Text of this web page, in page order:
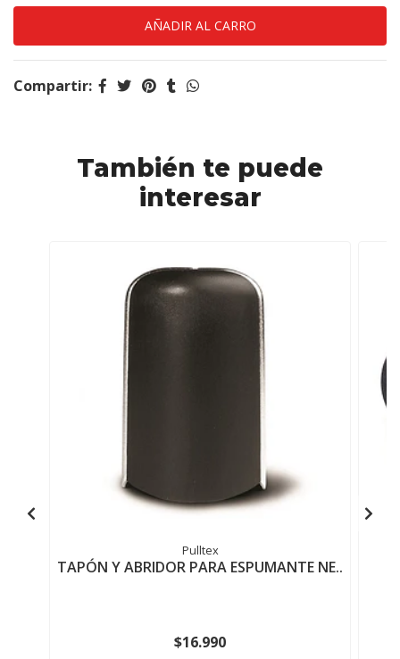
Compartir:
También te puede
interesar
Pulltex
TAPÓN Y ABRIDOR PARA ESPUMANTE NE..
$16.990